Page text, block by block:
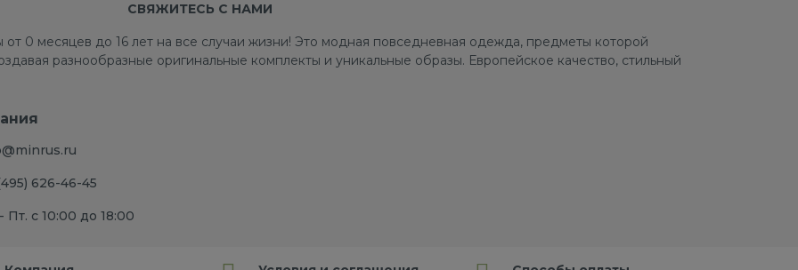
СВЯЖИТЕСЬ С НАМИ
0 месяцев до 16 лет на все случаи жизни! Это модная повседневная одежда, предметы которой
разнообразные оригинальные комплекты и уникальные образы. Европейское качество, стильный
626-46-45
Пт. с 10:00 до 18:00